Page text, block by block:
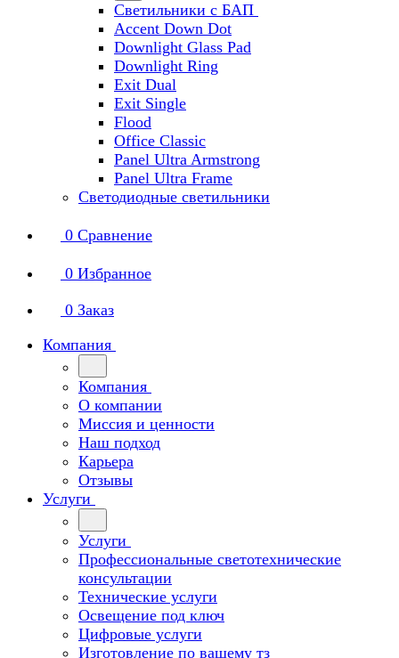
Светильники с БАП
Accent Down Dot
Downlight Glass Pad
Downlight Ring
Exit Dual
Exit Single
Flood
Office Classic
Panel Ultra Armstrong
Panel Ultra Frame
Светодиодные светильники
0 Сравнение
0 Избранное
0 Заказ
Компания
Компания
О компании
Миссия и ценности
Наш подход
Карьера
Отзывы
Услуги
Услуги
Профессиональные светотехнические
консультации
Технические услуги
Освещение под ключ
Цифровые услуги
Изготовление по вашему тз